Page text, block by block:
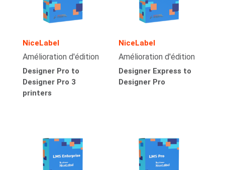
NiceLabel
Amélioration d'édition
Designer Pro to
Designer Pro 3
printers
NiceLabel
Amélioration d'édition
Designer Express to
Designer Pro